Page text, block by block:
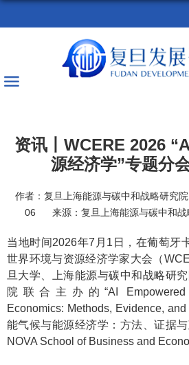
资讯丨WCERE 2026
源经济学”专题分
作者：复旦上海能源与碳中和战略研究院
06
来源：复旦上海能源与碳中和战
当地时间2026年7月1日，在葡萄牙
世界环境与资源经济学家大会（
旦大学、上海能源与碳中和战略研
院联合主办的“AI Empowered
Economics: Methods, Evidence,
能气候与能源经济学：方法、证据
NOVA School of Business and